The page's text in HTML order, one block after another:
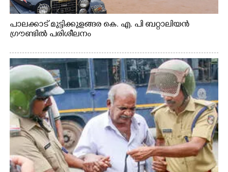
പാലക്കാട് മുട്ടിക്കുളങ്ങര കെ. എ. പി ബറ്റാലിയൻ
ഗ്രൗണ്ടിൽ പരിശീലനം